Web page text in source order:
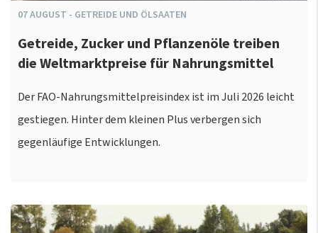
07AUGUST - GETREIDE UND ÖLSAATEN
Getreide, Zucker und Pflanzenöle treiben
die Weltmarktpreise für Nahrungsmittel
Der FAO-Nahrungsmittelpreisindex ist im Juli 2026 leicht
gestiegen. Hinter dem kleinen Plus verbergen sich
gegenläufige Entwicklungen.